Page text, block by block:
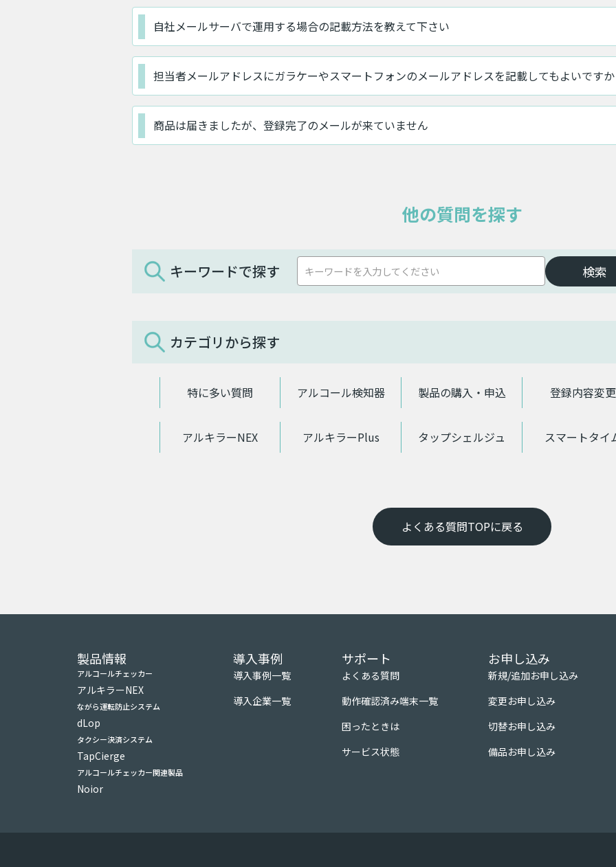
自社メールサーバで運用する場合の記載方法を教えて下さい
担当者メールアドレスにガラケーやスマートフォンのメールアドレスを記載してもよいです
商品は届きましたが、登録完了のメールが来ていません
他の質問を探す
キーワードで探す
カテゴリから探す
特に多い質問 アルコール検知器 製品の購入・申込 登録内容変更
アルキラーNEX アルキラーPlus タップシェルジュ スマートタイ
よくある質問TOPに戻る
製品情報
アルコールチェッカー
アルキラーNEX
ながら運転防止システム
dLop
タクシー決済システム
TapCierge
アルコールチェッカー関連製品
Noior
導入事例
導入事例一覧
導入企業一覧
サポート
よくある質問
動作確認済み端末一覧
困ったときは
サービス状態
お申し込み
新規/追加お申し込み
変更お申し込み
切替お申し込み
備品お申し込み